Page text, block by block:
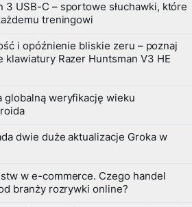
3 USB-C – sportowe słuchawki, które
treningowi
i opóźnienie bliskie zeru – poznaj
klawiatury Razer Huntsman V3 HE
globalną weryfikację wieku
dwie duże aktualizacje Groka w
w e-commerce. Czego handel
branży rozrywki online?